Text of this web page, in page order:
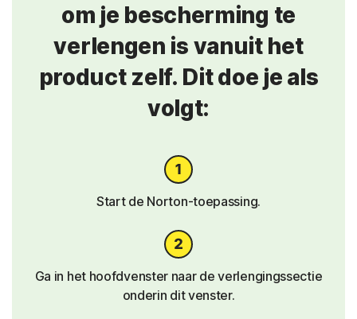
om je bescherming te
verlengen is vanuit het
product zelf. Dit doe je als
volgt:
Start de Norton-toepassing.
Ga in het hoofdvenster naar de verlengingssectie
onderin dit venster.